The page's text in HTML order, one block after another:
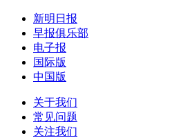
新明日报
早报俱乐部
电子报
国际版
中国版
关于我们
常见问题
关注我们